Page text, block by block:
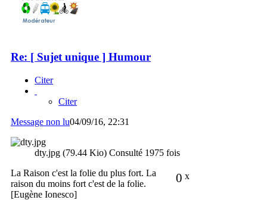
Re: [ Sujet unique ] Humour
Citer
Citer
Message non lu04/09/16, 22:31
dty.jpg (79.44 Kio) Consulté 1975 fois
0 x
La Raison c'est la folie du plus fort. La
raison du moins fort c'est de la folie.
[Eugène Ionesco]